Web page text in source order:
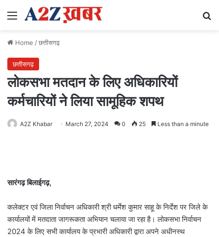
Menu
Home /छत्तीसगढ़
छत्तीसगढ़
लोकसभा मतदान के लिए अधिकारियों
कर्मचारियों ने लिया सामूहिक शपथ
A2Z Khabar March 27, 2024 0 25 Less than a minute
सारंगढ़ बिलाईगढ़,
कलेक्टर एवं जिला निर्वाचन अधिकारी श्री धर्मेश कुमार साहू के निर्देश पर जिले के
कार्यालयों में मतदाता जागरूकता अभियान चलाया जा रहा है। लोकसभा निर्वाचन
2024 के लिए सभी कार्यालय के प्रभारी अधिकारी द्वारा अपने अधीनस्थ